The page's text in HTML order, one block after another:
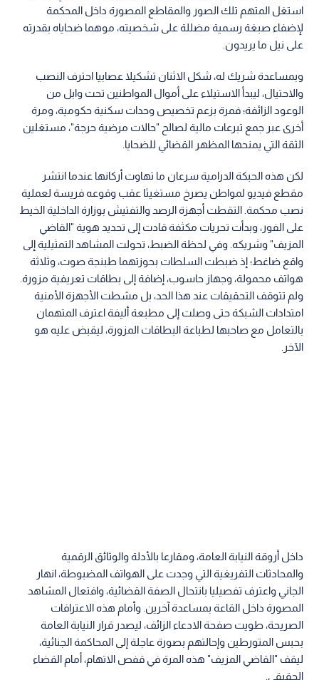
استغل المتهم تلك الصور والمقاطع المصورة داخل المحكمة
لإضفاء صبغة رسمية مضللة على شخصيته، موهما ضحاياه بقدرته
على نيل ما يريدون.
وبمساعدة شريك له، شكل الاثنان تشكيلا عصابيا احترف النصب
والاحتيال، ليبدأ الاستيلاء على أموال المواطنين تحت وابل من
الوعود الزائفة؛ فمرة بزعم تخصيص وحدات سكنية حكومية، ومرة
أخرى عبر جمع تبرعات مالية لصالح "حالات مرضية حرجة"، مستغلين
الثقة التي يمنحها المظهر القضائي للضحايا.
لكن هذه الحبكة الدرامية سرعان ما تهاوت أركانها عندما انتشر
مقطع فيديو لمواطن يصرخ مستغيثا عقب وقوعه فريسة لعملية
نصب محكمة. التقطت أجهزة الرصد والتفتيش بوزارة الداخلية الخيط
على الفور، وبدأت تحريات مكثفة قادت إلى تحديد هوية "القاضي
المزيف" وشريكه. وفي لحظة الضبط، تحولت المشاهد التمثيلية إلى
واقع ضاغط؛ إذ ضبطت السلطات بحوزتهما طبنجة صوت، وثلاثة
هواتف محمولة، وجهاز حاسوب، إضافة إلى بطاقات تعريفية مزورة.
ولم تتوقف التحقيقات عند هذا الحد، بل مشطت الأجهزة الأمنية
امتدادات الشبكة حتى وصلت إلى مطبعة أليفة اعترف المتهمان
بالتعامل مع صاحبها لطباعة البطاقات المزورة، ليقبض عليه هو
الآخر.
داخل أروقة النيابة العامة، ومقارعا بالأدلة والوثائق الرقمية
والمحادثات التفريغية التي وجدت على الهواتف المضبوطة، انهار
الجاني واعترف تفصيليا بانتحال الصفة القضائية، وافتعال المشاهد
المصورة داخل القاعة بمساعدة آخرين. وأمام هذه الاعترافات
الصريحة، طويت صفحة الادعاء الزائف، ليصدر قرار النيابة العامة
بحبس المتورطين وإحالتهم بصورة عاجلة إلى المحاكمة الجنائية،
ليقف "القاضي المزيف" هذه المرة في قفص الاتهام، أمام القضاء
الحقيقي.